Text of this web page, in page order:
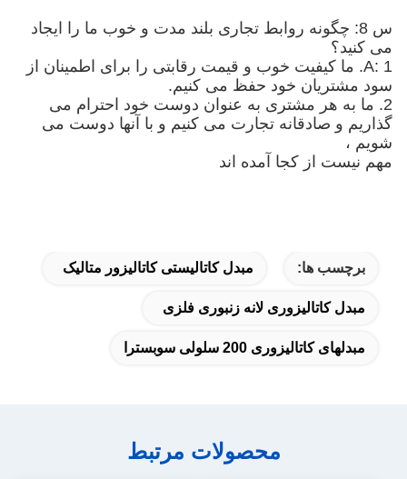
س 8: چگونه روابط تجاری بلند مدت و خوب ما را ایجاد
می کنید؟
A: 1. ما کیفیت خوب و قیمت رقابتی را برای اطمینان از
سود مشتریان خود حفظ می کنیم.
2. ما به هر مشتری به عنوان دوست خود احترام می
گذاریم و صادقانه تجارت می کنیم و با آنها دوست می
شویم ،
مهم نیست از کجا آمده اند
برچسب ها: مبدل کاتالیستی کاتالیزور متالیک
مبدل کاتالیزوری لانه زنبوری فلزی
مبدلهای کاتالیزوری 200 سلولی سوبسترا
محصولات مرتبط